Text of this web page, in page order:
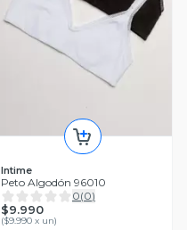
Intime
Peto Algodón 96010
0(0)
$9.990
($9.990 x un)